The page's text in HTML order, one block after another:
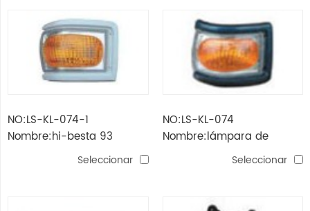
NO:LS-KL-074-1
Nombre:hi-besta 93
"lampara de esquina
Seleccionar
NO:LS-KL-074
Nombre:lámpara de
esquina kia hi-besta '93
Seleccionar